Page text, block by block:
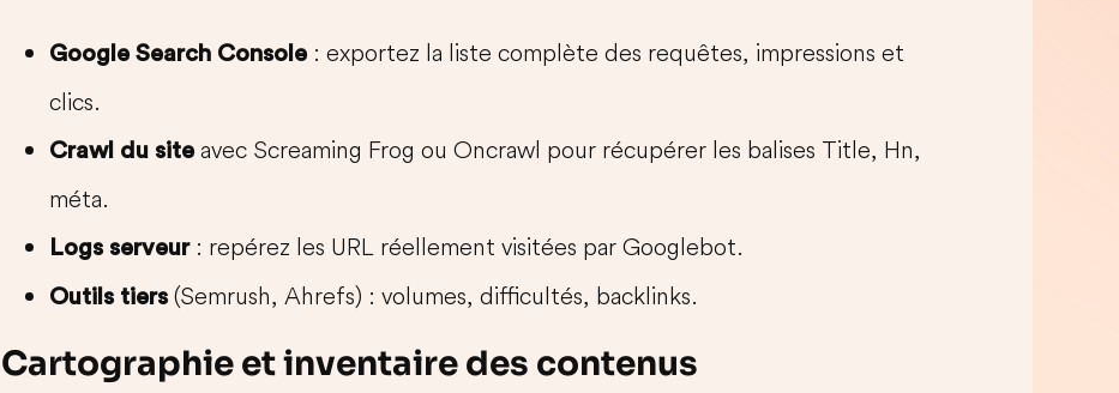
Google Search Console : exportez la liste complète des requêtes, impressions et
clics.
Crawl du site avec Screaming Frog ou Oncrawl pour récupérer les balises Title, Hn,
méta.
Logs serveur: repérez les URL réellement visitées par Googlebot.
Outils tiers (Semrush, Ahrefs) : volumes, difficultés, backlinks.
Cartographie et inventaire des contenus